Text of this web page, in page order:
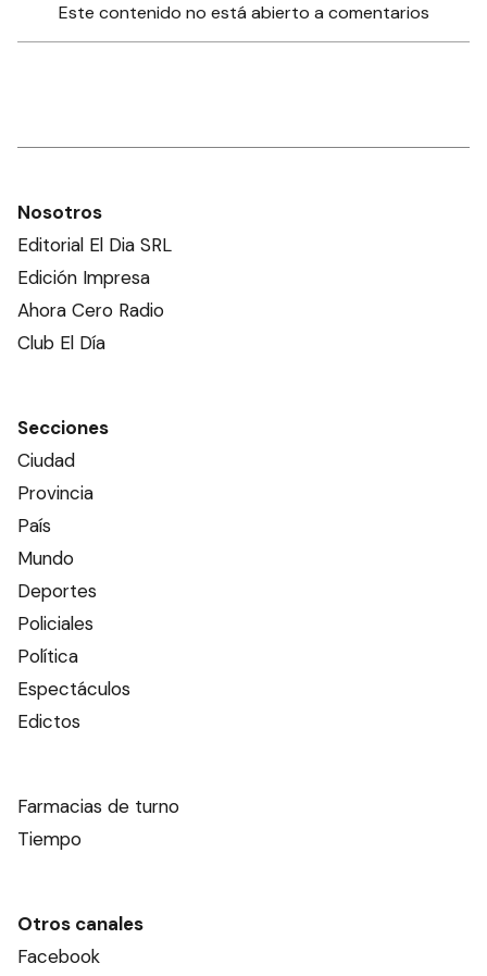
Este contenido no está abierto a comentarios
Nosotros
Editorial El Dia SRL
Edición Impresa
Ahora Cero Radio
Club El Día
Secciones
Ciudad
Provincia
País
Mundo
Deportes
Policiales
Política
Espectáculos
Edictos
Farmacias de turno
Tiempo
Otros canales
Facebook